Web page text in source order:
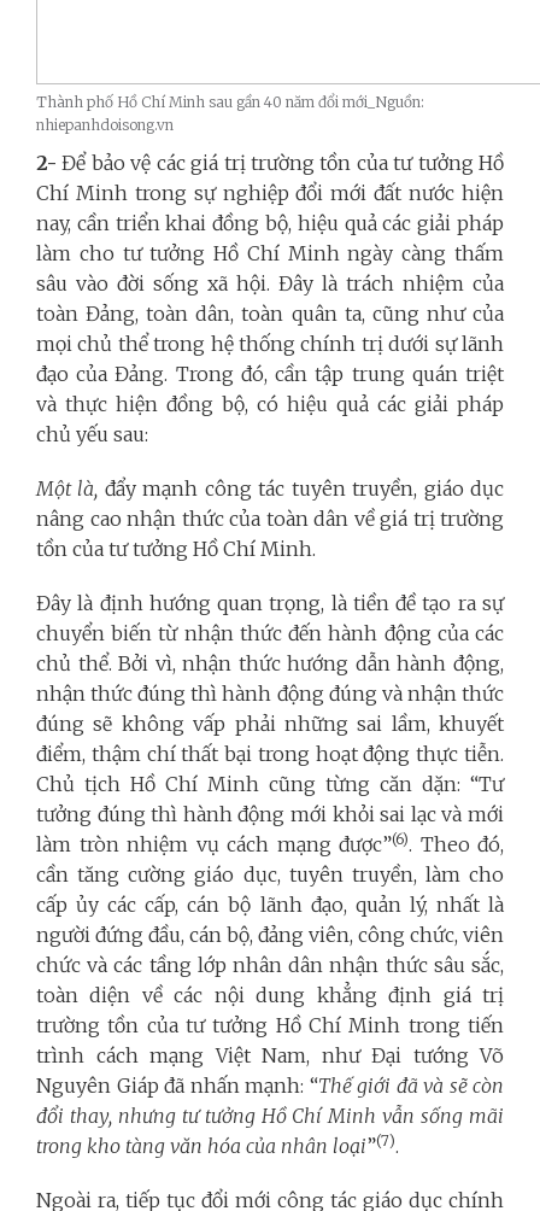
Thành phố Hồ Chí Minh sau gần 40 năm đổi mới_Nguồn:
nhiepanhdoisong.vn
2- Để bảo vệ các giá trị trường tồn của tư tưởng Hồ
Chí Minh trong sự nghiệp đổi mới đất nước hiện
nay, cần triển khai đồng bộ, hiệu quả các giải pháp
làm cho tư tưởng Hồ Chí Minh ngày càng thấm
sâu vào đời sống xã hội. Đây là trách nhiệm của
toàn Đảng, toàn dân, toàn quân ta, cũng như của
mọi chủ thể trong hệ thống chính trị dưới sự lãnh
đạo của Đảng. Trong đó, cần tập trung quán triệt
và thực hiện đồng bộ, có hiệu quả các giải pháp
chủ yếu sau:
Một là, đẩy mạnh công tác tuyên truyền, giáo dục
nâng cao nhận thức của toàn dân về giá trị trường
tồn của tư tưởng Hồ Chí Minh.
Đây là định hướng quan trọng, là tiền đề tạo ra sự
chuyển biến từ nhận thức đến hành động của các
chủ thể. Bởi vì, nhận thức hướng dẫn hành động,
nhận thức đúng thì hành động đúng và nhận thức
đúng sẽ không vấp phải những sai lầm, khuyết
điểm, thậm chí thất bại trong hoạt động thực tiễn.
Chủ tịch Hồ Chí Minh cũng từng căn dặn: “Tư
tưởng đúng thì hành động mới khỏi sai lạc và mới
làm tròn nhiệm vụ cách mạng được”(6). Theo đó,
cần tăng cường giáo dục, tuyên truyền, làm cho
cấp ủy các cấp, cán bộ lãnh đạo, quản lý, nhất là
người đứng đầu, cán bộ, đảng viên, công chức, viên
chức và các tầng lớp nhân dân nhận thức sâu sắc,
toàn diện về các nội dung khẳng định giá trị
trường tồn của tư tưởng Hồ Chí Minh trong tiến
trình cách mạng Việt Nam, như Đại tướng Võ
Nguyên Giáp đã nhấn mạnh: “Thế giới đã và sẽ còn
đổi thay, nhưng tư tưởng Hồ Chí Minh vẫn sống mãi
trong kho tàng văn hóa của nhân loại”(7).
Ngoài ra, tiếp tục đổi mới công tác giáo dục chính